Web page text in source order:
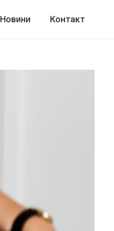
Новини Контакт